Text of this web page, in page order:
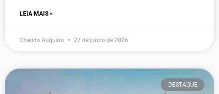
LEIA MAIS »
Cheudo Augusto 27 de junho de 2026
DESTAQUE